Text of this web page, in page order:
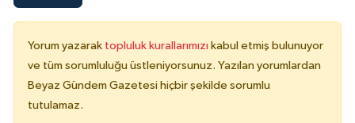
Yorum yazarak topluluk kurallarımızı kabul etmiş bulunuyor
ve tüm sorumluluğu üstleniyorsunuz. Yazılan yorumlardan
Beyaz Gündem Gazetesi hiçbir şekilde sorumlu
tutulamaz.